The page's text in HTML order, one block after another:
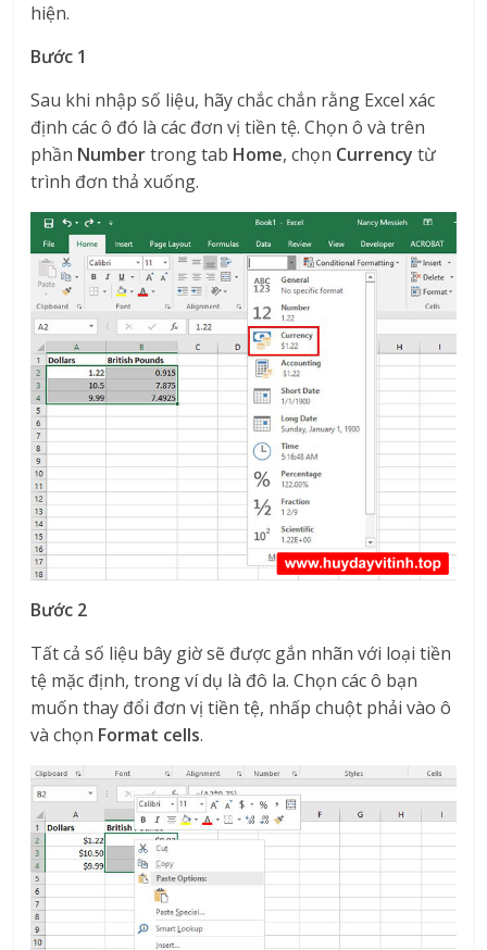
hiện.
Bước 1
Sau khi nhập số liệu, hãy chắc chắn rằng Excel xác
định các ô đó là các đơn vị tiền tệ. Chọn ô và trên
phần Numbertrong tab Home, chọn Currency từ
trình đơn thả xuống.
Bước 2
Tất cả số liệu bây giờ sẽ được gắn nhãn với loại tiền
tệ mặc định, trong ví dụ là đô la. Chọn các ô bạn
muốn thay đổi đơn vị tiền tệ, nhấp chuột phải vào ô
và chọn Format cells.